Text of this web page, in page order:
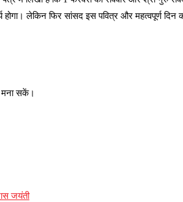
लेकिन फिर सांसद इस पवित्र और महत्वपूर्ण दिन
मना सकें।
जयंती